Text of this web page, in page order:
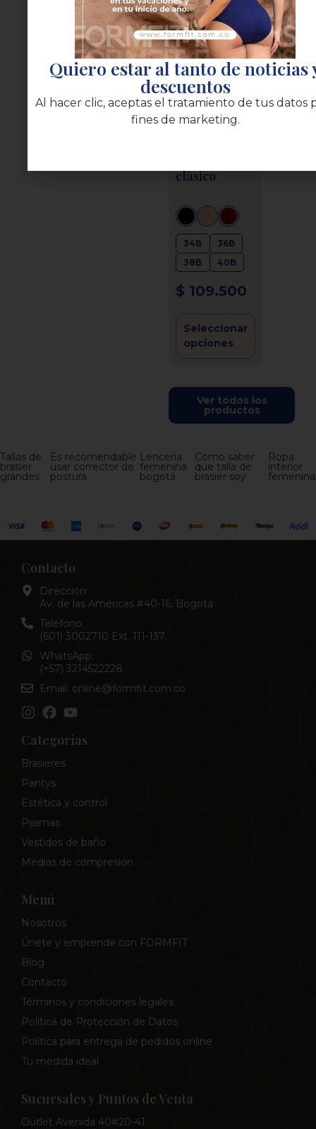
clásico
34B
36B
38B
40B
$ 109.500
Seleccionar
opciones
Ver todos los
productos
Tallas de
brasier
grandes
Es recomendable
usar corrector de
postura
Lencería
femenina
bogotá
Como saber
que talla de
brasier soy
Ropa
interior
femenina
Contacto
Dirección:
Av. de las Américas #40-16, Bogotá
Teléfono:
(601) 3002710 Ext. 111-137.
WhatsApp:
(+57) 3214522228
Email: online@formfit.com.co
Categorías
Brasieres
Pantys
Estética y control
Pijamas
Vestidos de baño
Medias de compresión
Menú
Nosotros
Únete y emprende con FORMFIT
Blog
Contacto
Términos y condiciones legales
Política de Protección de Datos
Política para entrega de pedidos online
Tu medida ideal
Sucursales y Puntos de Venta
Outlet Avenida 40#20-41
Quiero estar al tanto de noticias
descuentos
Al hacer clic, aceptas el tratamiento de tus datos
fines de marketing.